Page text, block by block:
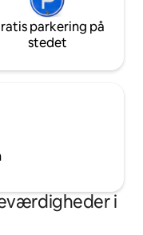
parkering på
stedet
i